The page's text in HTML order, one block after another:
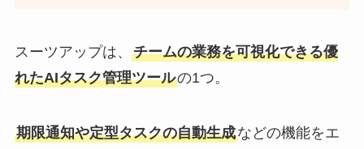
スーツアップは、 チームの業務を可視化できる優
れたAIタスク管理ツールの1つ。
期限通知や定型タスクの自動生成などの機能をエ